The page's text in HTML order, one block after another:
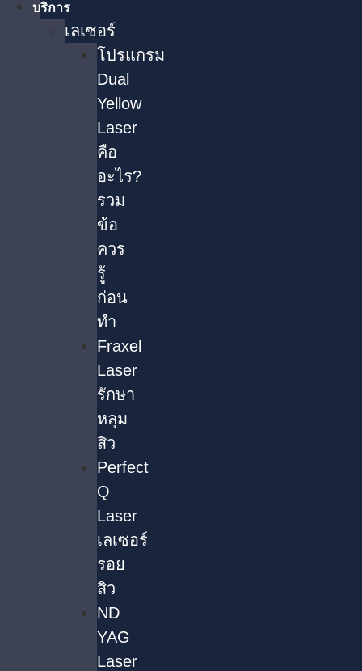
บริการ
เลเซอร์
โปรแกรม
Dual
Yellow
Laser
คือ
อะไร?
รวม
ข้อ
ควร
รู้
ก่อน
ทำ
Fraxel
Laser
รักษา
หลุม
สิว
Perfect
Q
Laser
เลเซอร์
รอย
สิว
ND
YAG
Laser